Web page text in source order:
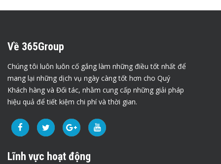
Về 365Group
Chúng tôi luôn luôn cố gắng làm những điều tốt nhất để
mang lại những dịch vụ ngày càng tốt hơn cho Quý
Khách hàng và Đối tác, nhằm cung cấp những giải pháp
hiệu quả để tiết kiệm chi phí và thời gian.
Lĩnh vực hoạt động